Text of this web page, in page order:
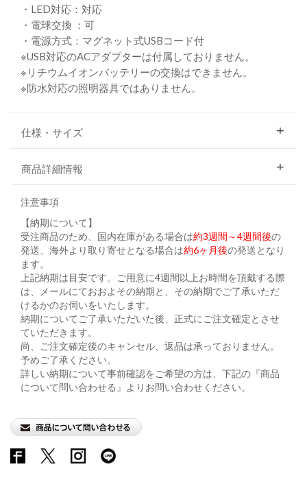
・LED対応：対応
・電球交換 ：可
・電源方式：マグネット式USBコード付
※USB対応のACアダプターは付属しておりません。
※リチウムイオンバッテリーの交換はできません。
※防水対応の照明器具ではありません。
仕様・サイズ
商品詳細情報
注意事項
【納期について】
受注商品のため、国内在庫がある場合は約3週間～4週間後の
発送、海外より取り寄せとなる場合は約6ヶ月後の発送となり
ます。
上記納期は目安です。ご用意に4週間以上お時間を頂戴する際
は、メールにておおよその納期と、その納期でご了承いただ
けるかのお伺いをいたします。
納期についてご了承いただいた後、正式にご注文確定とさせ
ていただきます。
尚、ご注文確定後のキャンセル、返品は承っておりません。
予めご了承ください。
詳しい納期について事前確認をご希望の方は、下記の『商品
について問い合わせる』よりお問い合わせください。